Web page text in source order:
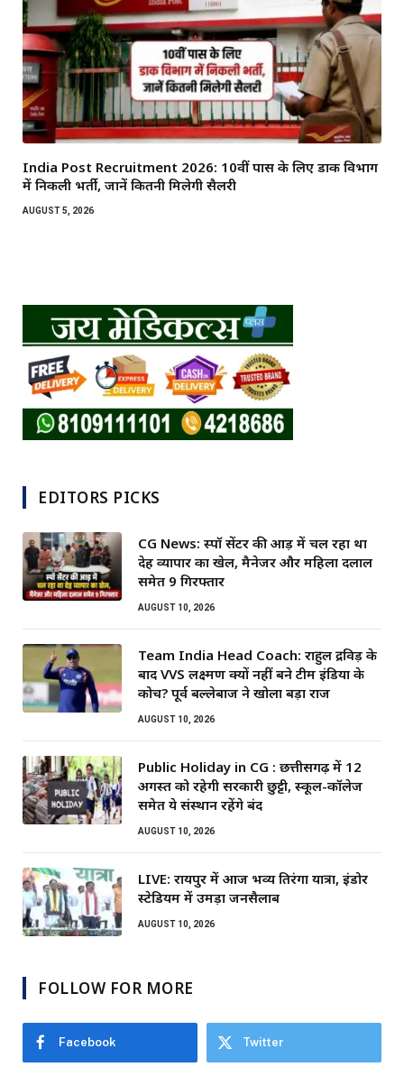
India Post Recruitment 2026: 10वीं पास के लिए डाक विभाग
में निकली भर्ती, जानें कितनी मिलेगी सैलरी
AUGUST 5, 2026
EDITORS PICKS
CG News: स्पॉ सेंटर की आड़ में चल रहा था
देह व्यापार का खेल, मैनेजर और महिला दलाल
समेत 9 गिरफ्तार
AUGUST 10, 2026
Team India Head Coach: राहुल द्रविड़ के
बाद VVS लक्ष्मण क्यों नहीं बने टीम इंडिया के
कोच? पूर्व बल्लेबाज ने खोला बड़ा राज
AUGUST 10, 2026
Public Holiday in CG : छत्तीसगढ़ में 12
अगस्त को रहेगी सरकारी छुट्टी, स्कूल-कॉलेज
समेत ये संस्थान रहेंगे बंद
AUGUST 10, 2026
LIVE: रायपुर में आज भव्य तिरंगा यात्रा, इंडोर
स्टेडियम में उमड़ा जनसैलाब
AUGUST 10, 2026
FOLLOW FOR MORE
Facebook Twitter